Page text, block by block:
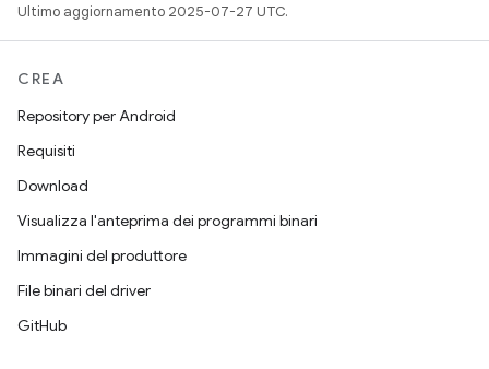
Ultimo aggiornamento 2025-07-27 UTC.
CREA
Repository per Android
Requisiti
Download
Visualizza l'anteprima dei programmi binari
Immagini del produttore
File binari del driver
GitHub